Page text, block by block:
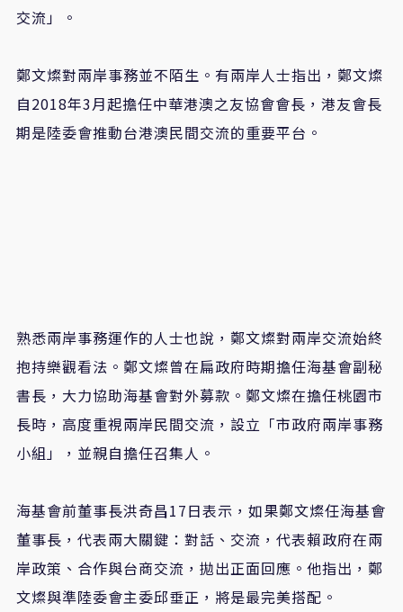
交流」。
鄭文燦對兩岸事務並不陌生。有兩岸人士指出，鄭文燦
自2018年3月起擔任中華港澳之友協會會長，港友會長
期是陸委會推動台港澳民間交流的重要平台。
熟悉兩岸事務運作的人士也說，鄭文燦對兩岸交流始終
抱持樂觀看法。鄭文燦曾在扁政府時期擔任海基會副秘
書長，大力協助海基會對外募款。鄭文燦在擔任桃園市
長時，高度重視兩岸民間交流，設立「市政府兩岸事務
小組」，並親自擔任召集人。
海基會前董事長洪奇昌17日表示，如果鄭文燦任海基會
董事長，代表兩大關鍵：對話、交流，代表賴政府在兩
岸政策、合作與台商交流，拋出正面回應。他指出，鄭
文燦與準陸委會主委邱垂正，將是最完美搭配。